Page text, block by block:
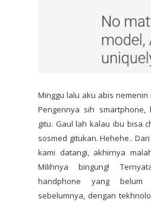
Minggu lalu aku abis nemenin
Pengennya sih smartphone,
gitu. Gaul lah kalau ibu bisa
sosmed gitukan. Hehehe..
kami datangi, akhirnya
Milihnya bingung!
handphone yang
sebelumnya, dengan